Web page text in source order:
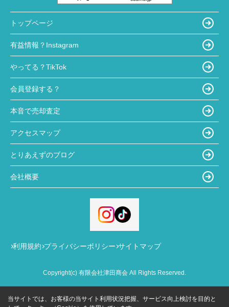
トップページ
有益情報？Instagram
やってる？TikTok
会員登録する？
本音で売却査定
アクセスマップ
とりあえずのブログ
会社概要
利用規約 プライバシーポリシー サイトマップ
Copyright(c) 有限会社津田商会 All Rights Reserved.
当サイトでは、お客様の当サイト利用状況把握、サービス向上検討を目的と